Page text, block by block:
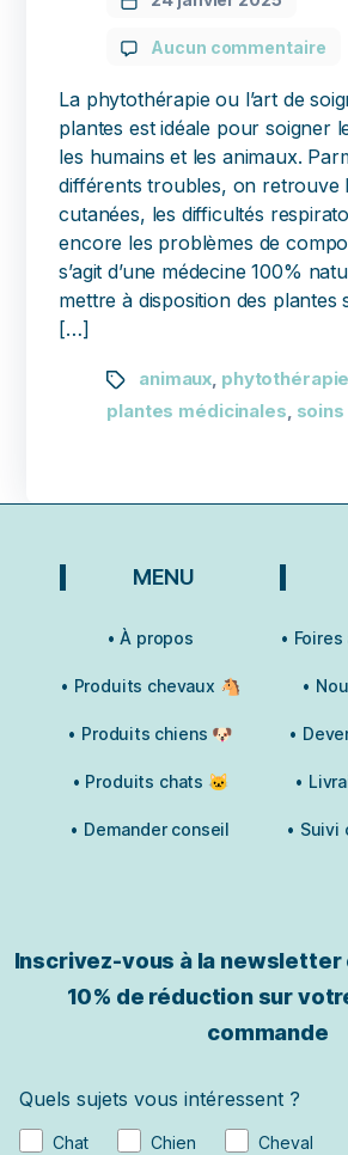
Aucun commentaire
La phytothérapie ou l’art de
plantes est idéale pour soigner
les humains et les animaux.
différents troubles, on retrouve
cutanées, les difficultés
encore les problèmes de
s’agit d’une médecine 100%
mettre à disposition des plantes
[…]
animaux phytothérapie
plantes médicinales soins
MENU
• À propos
• Produits chevaux 🐴
• Produits chiens 🐶
• Produits chats 🐱
• Demander conseil
•
•
•
•
• Suivi
Inscrivez-vous à la
10% de réduction sur
commande
Quels sujets vous intéressent ?
Chat Chien Cheval